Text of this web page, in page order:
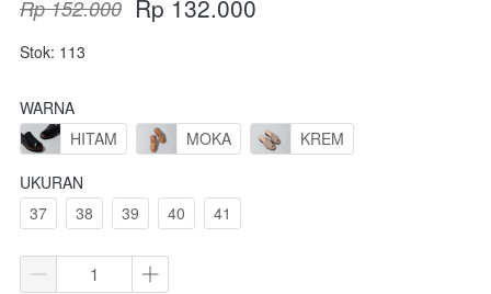
Rp 152.000 Rp 132.000
Stok: 113
WARNA
HITAM
MOKA
KREM
UKURAN
37
38 39 40 41